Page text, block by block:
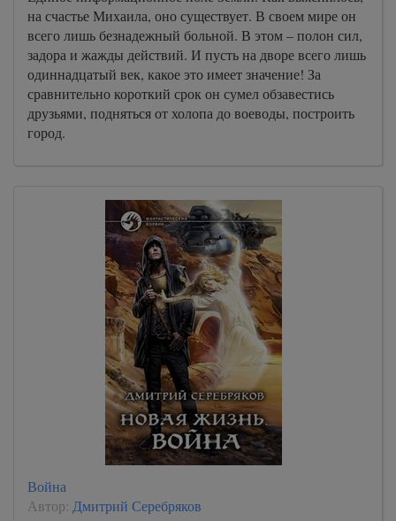
на счастье Михаила, оно существует. В своем мире он
всего лишь безнадежный больной. В этом – полон сил,
задора и жажды действий. И пусть на дворе всего лишь
одиннадцатый век, какое это имеет значение! За
сравнительно короткий срок он сумел обзавестись
друзьями, подняться от холопа до воеводы, построить
город.
Война
Автор: Дмитрий Серебряков